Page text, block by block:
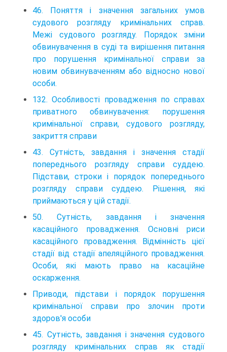
46. Поняття і значення загальних умов
судового розгляду кримінальних справ.
Межі судового розгляду. Порядок зміни
обвинувачення в суді та вирішення питання
про порушення кримінальної справи за
новим обвинуваченням або відносно нової
особи.
132. Особливості провадження по справах
приватного обвинувачення: порушення
кримінальної справи, судового розгляду,
закриття справи
43. Сутність, завдання і значення стадії
попереднього розгляду справи суддею.
Підстави, строки і порядок попереднього
розгляду справи суддею. Рішення, які
приймаються у цій стадії.
50. Сутність, завдання і значення
касаційного провадження. Основні риси
касаційного провадження. Відмінність цієї
стадії від стадії апеляційного провадження.
Особи, які мають право на касаційне
оскарження.
Приводи, підстави і порядок порушення
кримінальної справи про злочин проти
здоров'я особи
45. Сутність, завдання і значення судового
розгляду кримінальних справ як стадії